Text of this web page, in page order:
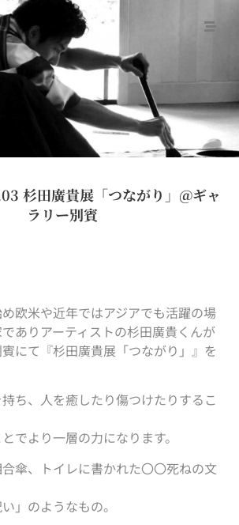
杉田廣貴展「つながり」@ギャ
ラリー別賓
欧米や近年ではアジアでも活躍の場
ありアーティストの杉田廣貴くんが
にて『杉田廣貴展「つながり」』を
ち、人を癒したり傷つけたりするこ
でより一層の力になります。
傘、トイレに書かれた〇〇死ねの文
」のようなもの。